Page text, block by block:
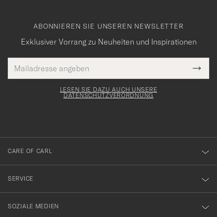
ABONNIEREN SIE UNSEREN NEWSLETTER
Exklusiver Vorrang zu Neuheiten und Inspirationen
Mail
Adresse
Tack
för
dig
till
vårt
nyhetsbrev!
LESEN SIE DAZU AUCH UNSERE
DATENSCHUTZVERORDNUNG
CARE OF CARL
SERVICE
SOZIALE MEDIEN